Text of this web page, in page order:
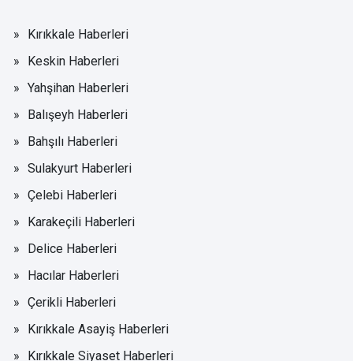
Kırıkkale Haberleri
Keskin Haberleri
Yahşihan Haberleri
Balışeyh Haberleri
Bahşılı Haberleri
Sulakyurt Haberleri
Çelebi Haberleri
Karakeçili Haberleri
Delice Haberleri
Hacılar Haberleri
Çerikli Haberleri
Kırıkkale Asayiş Haberleri
Kırıkkale Siyaset Haberleri